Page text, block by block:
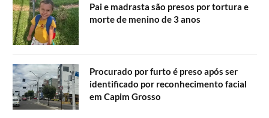
Pai e madrasta são presos por tortura e
morte de menino de 3 anos
Procurado por furto é preso após ser
identificado por reconhecimento facial
em Capim Grosso